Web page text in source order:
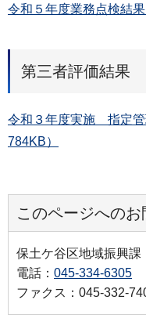
令和５年度業務点検結
第三者評価結果
令和３年度実施 指定管
784KB）
このページへのお
保土ケ谷区地域振興
電話： 045-334-6305
ファクス：045-332-